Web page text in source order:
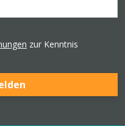
zur Kenntnis